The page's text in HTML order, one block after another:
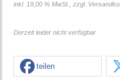
inkl. 19,00 % MwSt., zzgl.
Derzeit leider nicht verfügbar
teilen